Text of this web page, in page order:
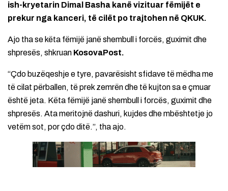
ish-kryetarin Dimal Basha kanë vizituar fëmijët e
prekur nga kanceri, të cilët po trajtohen në QKUK.
Ajo tha se këta fëmijë janë shembull i forcës, guximit dhe
shpresës, shkruan KosovaPost.
“Çdo buzëqeshje e tyre, pavarësisht sfidave të mëdha me
të cilat përballen, të prek zemrën dhe të kujton sa e çmuar
është jeta. Këta fëmijë janë shembull i forcës, guximit dhe
shpresës. Ata meritojnë dashuri, kujdes dhe mbështetje jo
vetëm sot, por çdo ditë.”, tha ajo.